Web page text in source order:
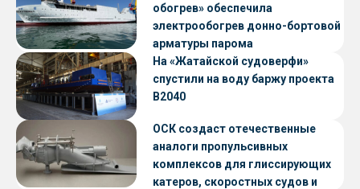
обогрев» обеспечила
электрообогрев донно-бортовой
арматуры парома
«Петропавловск» проекта CNF22
На «Жатайской судоверфи»
спустили на воду баржу проекта
В2040
ОСК создаст отечественные
аналоги пропульсивных
комплексов для глиссирующих
катеров, скоростных судов и